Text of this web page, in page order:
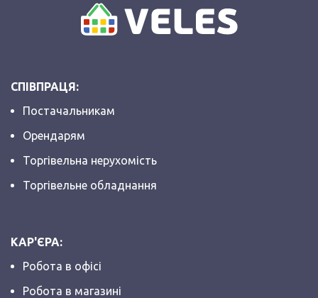
СПІВПРАЦЯ:
Постачальникам
Орендарям
Торгівельна нерухомість
Торгівельне обладнання
КАР'ЄРА:
Робота в офісі
Робота в магазині